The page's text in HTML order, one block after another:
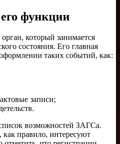
функции
который занимается
состояния. Его главная
таких событий, как:
записи;
возможностей ЗАГСа.
правило, интересуют